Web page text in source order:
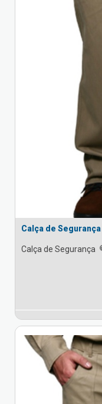
Calça de Segurança
Calça de Segurança